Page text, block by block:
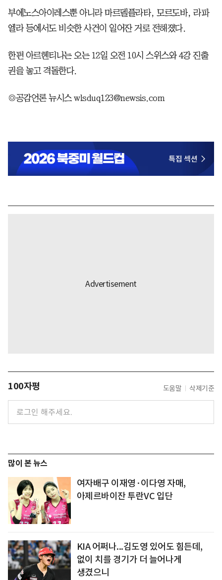
부에노스아이레스뿐 아니라 마르델플라타, 모르도바, 라파
엘라 등에서도 비슷한 사건이 일어잔 거로 전해졌다.
한편 아르헨티나는 오는 12일 오전 10시 스위스와 4강 진출
권을 놓고 격돌한다.
◎공감언론 뉴시스 wlsduq123@newsis.com
100자평 도움말 삭제기준
많이 본 뉴스
여자배구 이재영·이다영 자매,
아제르바이잔 투란VC 입단
KIA 어쩌나...김도영 있어도 힘든데,
없이 치를 경기가 더 늘어나게
생겼으니